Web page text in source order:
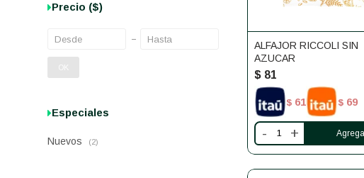
ALFAJOR RICCOLI SIN
AZUCAR
$ 81
$ 61 $ 69
- +
Precio ($)
OK
Especiales
Nuevos (2)